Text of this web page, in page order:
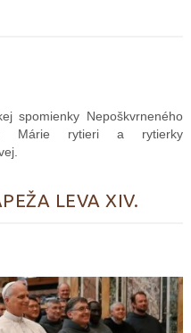
spomienky Nepoškvrneného
Márie rytieri a rytierky
LEVA XIV.